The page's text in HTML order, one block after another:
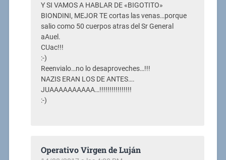
Y SI VAMOS A HABLAR DE «BIGOTITO»
BIONDINI, MEJOR TE cortas las venas…porque
salio como 50 cuerpos atras del Sr General
aAuel.
CUac!!!
:-)
Reenvialo…no lo desaproveches…!!!
NAZIS ERAN LOS DE ANTES….
JUAAAAAAAAAA…!!!!!!!!!!!!!!!!
:-)
Operativo Virgen de Luján